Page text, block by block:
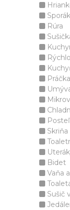
Sporák
Rúra
Práčka
Bidet
Vaňa
Sušič